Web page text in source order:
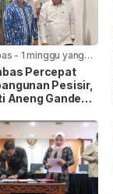
- 1 minggu yang
Percepat
Pesisir,
Aneng Gandeng